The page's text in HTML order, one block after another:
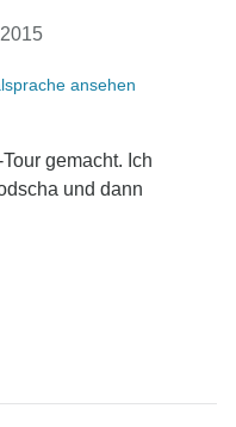
ansehen
gemacht. Ich
und dann